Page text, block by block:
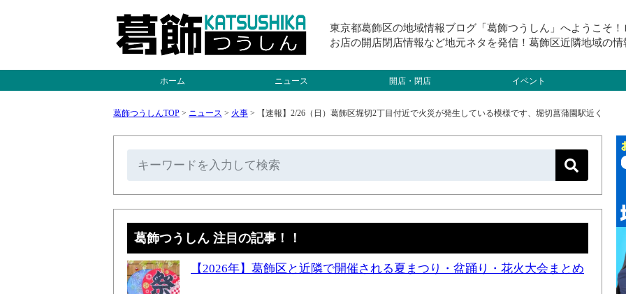
東京都葛飾区の地域情報ブログ「葛飾つうしん」へようこそ
お店の開店閉店情報など地元ネタを発信！葛飾区近隣地域の情
ホーム ニュース 開店・閉店 イベント
葛飾つうしんTOP > ニュース > 火事 > 【速報】2/26（日）葛飾区堀切2丁目付近で火災が発生している模様です、堀切菖蒲園駅近く
葛飾つうしん 注目の記事！！
【2026年】葛飾区と近隣で開催される夏まつり・盆踊り・花火大会まとめ